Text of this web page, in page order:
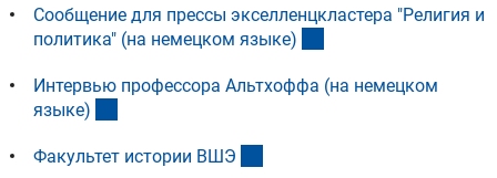
Сообщение для прессы экселленцкластера "Религия и
политика" (на немецком языке)
Интервью профессора Альтхоффа (на немецком
языке)
Факультет истории ВШЭ